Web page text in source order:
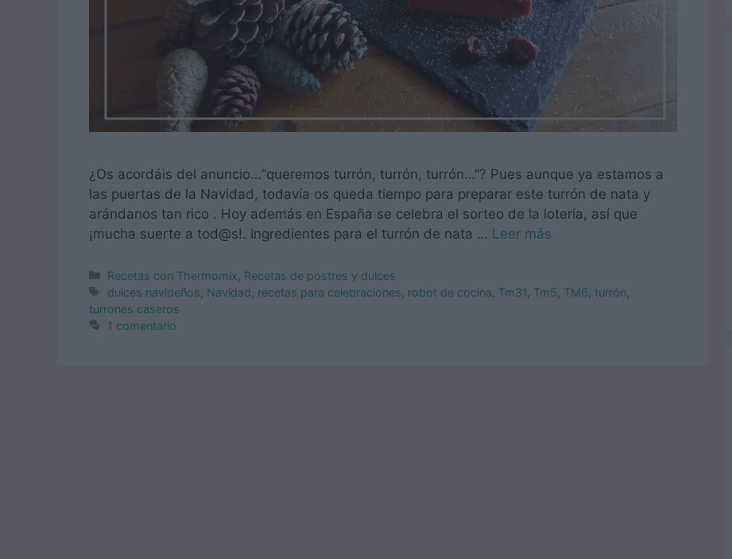
¿Os acordáis del anuncio…“queremos turrón, turrón, turrón…”? Pues aunque ya estamos a
las puertas de la Navidad, todavía os queda tiempo para preparar este turrón de nata y
arándanos tan rico . Hoy además en España se celebra el sorteo de la lotería, así que
¡mucha suerte a tod@s!. Ingredientes para el turrón de nata … Leer más
Categorías
Recetas con Thermomix Recetas de postres y dulces
Etiquetas
dulces navideños Navidad recetas para celebraciones robot de cocina Tm31 Tm5 TM6 ,turrón
turrones caseros
1 comentario